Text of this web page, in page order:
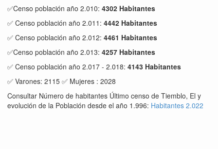
✅Censo población año 2.010: 4302 Habitantes
✅ Censo población año 2.011: 4442 Habitantes
✅ Censo población año 2.012: 4461 Habitantes
✅Censo población año 2.013: 4257 Habitantes
✅ Censo población año 2.017 - 2.018: 4143 Habitantes
✅ Varones: 2115 ✅ Mujeres : 2028
Consultar Número de habitantes Último censo de Tiemblo, El y
evolución de la Población desde el año 1.996: Habitantes 2.022